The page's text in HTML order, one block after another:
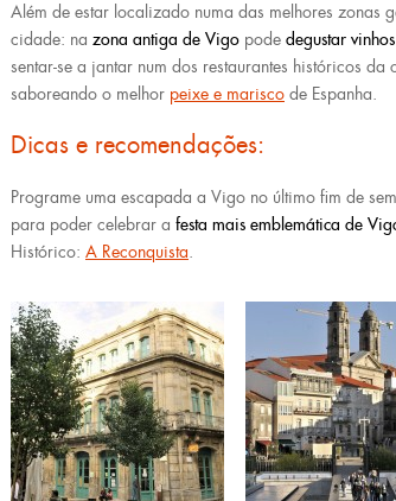
Além de estar localizado numa das melhores zonas
cidade: na zona antiga de Vigo pode degustar vinhos
sentar-se a jantar num dos restaurantes históricos da
saboreando o melhor peixe e marisco de Espanha.
Dicas e recomendações:
Programe uma escapada a Vigo no último fim de
para poder celebrar a festa mais emblemática de
Histórico: A Reconquista.